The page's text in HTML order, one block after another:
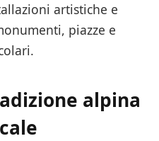
artistiche e
piazze e
alpina